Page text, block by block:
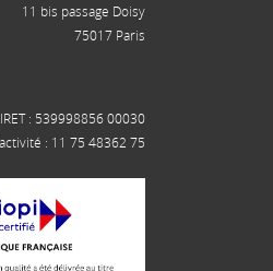
11 bis passage Doisy
75017 Paris
: 539998856 00030
: 11 75 48362 75